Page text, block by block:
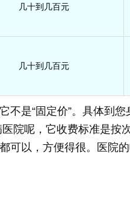
几十到几百元
几十到几百元
不是“固定价”。具体到
院呢，它收费标准是按
可以，方便得很。医院